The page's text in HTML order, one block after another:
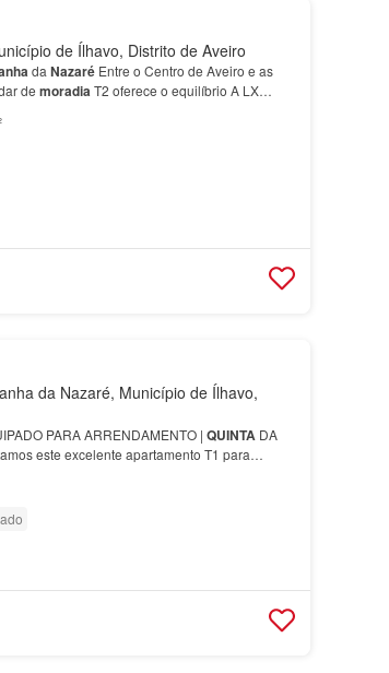
de Ílhavo, Distrito de Aveiro
da NazaréEntre o Centro de Aveiro e as
de moradiaT2 oferece o equilíbrio A LX
na
da Nazaré, Município de Ílhavo,
PARA ARRENDAMENTO | QUINTA DA
este excelente apartamento T1 para
urbanização *